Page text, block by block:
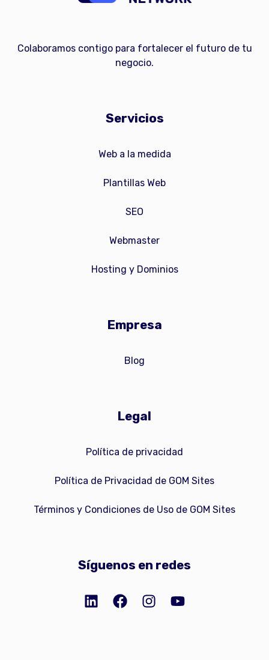
Colaboramos contigo para fortalecer el futuro de tu
negocio.
Servicios
Web a la medida
Plantillas Web
SEO
Webmaster
Hosting y Dominios
Empresa
Blog
Legal
Política de privacidad
Política de Privacidad de GOM Sites
Términos y Condiciones de Uso de GOM Sites
Síguenos en redes